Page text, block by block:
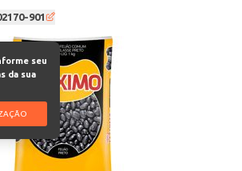
901
seu
da sua